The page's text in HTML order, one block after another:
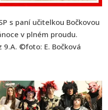
s paní učitelkou Bočkovou
v plném proudu.
©foto: E. Bočková